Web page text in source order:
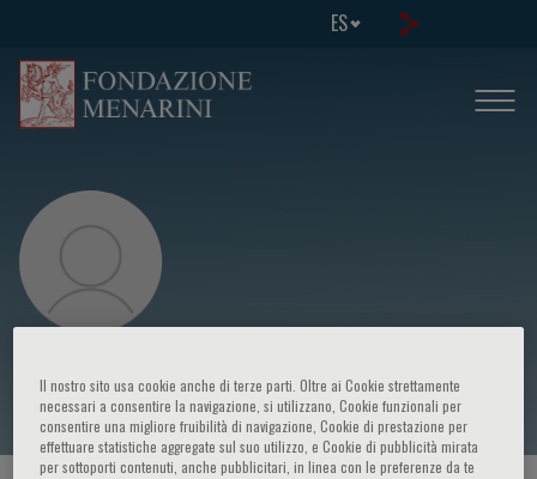
ES
V. Pusceddu
Il nostro sito usa cookie anche di terze parti. Oltre ai Cookie strettamente
necessari a consentire la navigazione, si utilizzano, Cookie funzionali per
consentire una migliore fruibilità di navigazione, Cookie di prestazione per
effettuare statistiche aggregate sul suo utilizzo, e Cookie di pubblicità mirata
per sottoporti contenuti, anche pubblicitari, in linea con le preferenze da te